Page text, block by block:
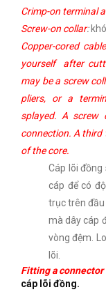
Crimp-on terminal
Screw-on collar:
Copper-cored
yourself after
may be a screw
pliers, or a
splayed. A
connection. A third
of the core.
Cáp lõi
cáp để có
trục trên
mà dây cáp
vòng đệm.
lõi.
Fitting a
cáp lõi đồng.